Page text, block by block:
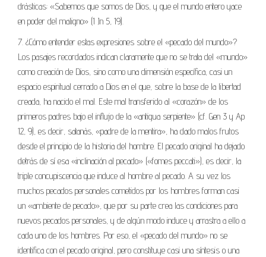
drásticas: «Sabemos que somos de Dios, y que el mundo entero yace
en poder del maligno» (1 Jn 5, 19).
7. ¿Cómo entender estas expresiones sobre el «pecado del mundo»?
Los pasajes recordados indican claramente que no se trata del «mundo»
como creación de Dios, sino como una dimensión específica, casi un
espacio espiritual cerrado a Dios en el que, sobre la base de la libertad
creada, ha nacido el mal. Este mal transferido al «corazón» de los
primeros padres bajo el influjo de la «antigua serpiente» (cf. Gen 3 y Ap
12, 9), es decir, satanás, «padre de la mentira», ha dado malos frutos
desde el principio de la historia del hombre. El pecado original ha dejado
detrás de sí esa «inclinación al pecado» («fomes peccati»), es decir, la
triple concupiscencia que induce al hombre al pecado. A su vez los
muchos pecados personales cometidos por los hombres forman casi
un «ambiente de pecado», que por su parte crea las condiciones para
nuevos pecados personales, y de algún modo induce y arrastra a ello a
cada uno de los hombres. Por eso, el «pecado del mundo» no se
identifica con el pecado original, pero constituye casi una síntesis o una